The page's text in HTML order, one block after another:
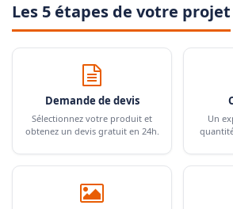
Les 5 étapes de votre projet
Demande de devis
Sélectionnez votre produit et
obtenez un devis gratuit en 24h.
Un